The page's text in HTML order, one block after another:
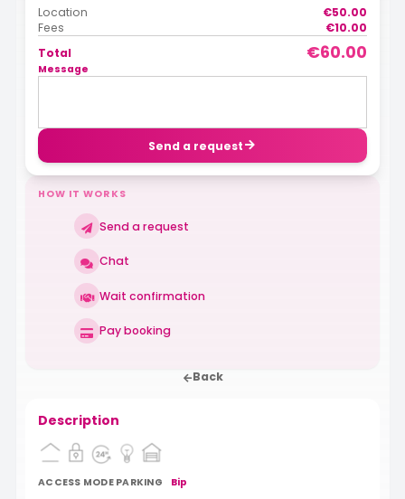
Location
€50.00
Fees
€10.00
Total
€60.00
Message
Send a request
HOW IT WORKS
Send a request
Chat
Wait confirmation
Pay booking
Back
Description
ACCESS MODE PARKING Bip